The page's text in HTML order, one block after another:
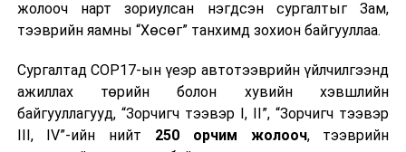
жолооч нарт зориулсан нэгдсэн сургалтыг Зам,
тээврийн яамны “Хөсөг” танхимд зохион байгууллаа.
Сургалтад COP17-ын үеэр автотээврийн үйлчилгээнд
ажиллах төрийн болон хувийн хэвшлийн
байгууллагууд, “Зорчигч тээвэр I, II”, “Зорчигч тээвэр
III, IV”-ийн нийт 250 орчим жолооч, тээврийн